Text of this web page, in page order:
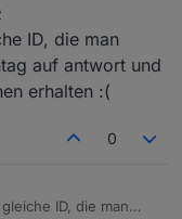
. Sollte
ID, die man
auf antwort und
erhalten :(
0
ID, die man